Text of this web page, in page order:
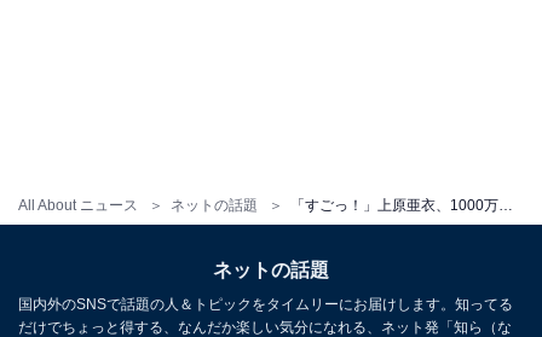
All About ニュース ネットの話題
ネットの話題
国内外のSNSで話題の人＆トピックをタイムリーにお届けします。知ってる
だけでちょっと得する、なんだか楽しい気分になれる、ネット発「知ら（な